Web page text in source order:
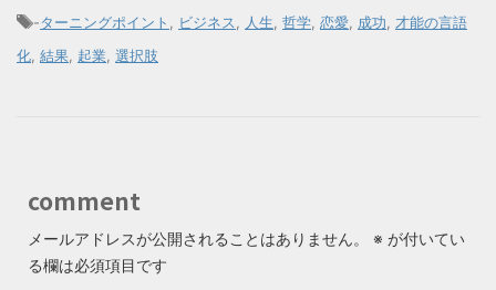
-ターニングポイント ビジネス 人生 哲学 恋愛 成功
才能の言語
化 結果 起業 選択肢
comment
メールアドレスが公開されることはありません。 ※ が付いてい
る欄は必須項目です